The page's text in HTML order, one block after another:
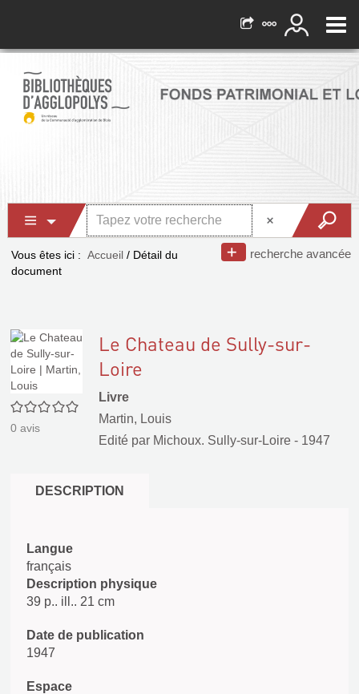
recherche avancée
Vous êtes ici : Accueil / Détail du
document
0/5
0 avis
Le Chateau de Sully-sur-
Loire
Livre
Martin, Louis
Edité par Michoux. Sully-sur-Loire - 1947
DESCRIPTION
Langue
français
Description physique
39 p.. ill.. 21 cm
Date de publication
1947
Espace